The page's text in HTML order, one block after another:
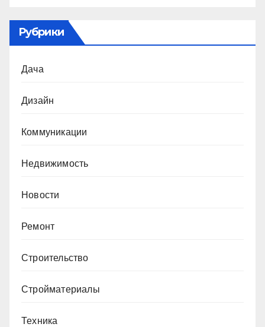
Рубрики
Дача
Дизайн
Коммуникации
Недвижимость
Новости
Ремонт
Строительство
Стройматериалы
Техника